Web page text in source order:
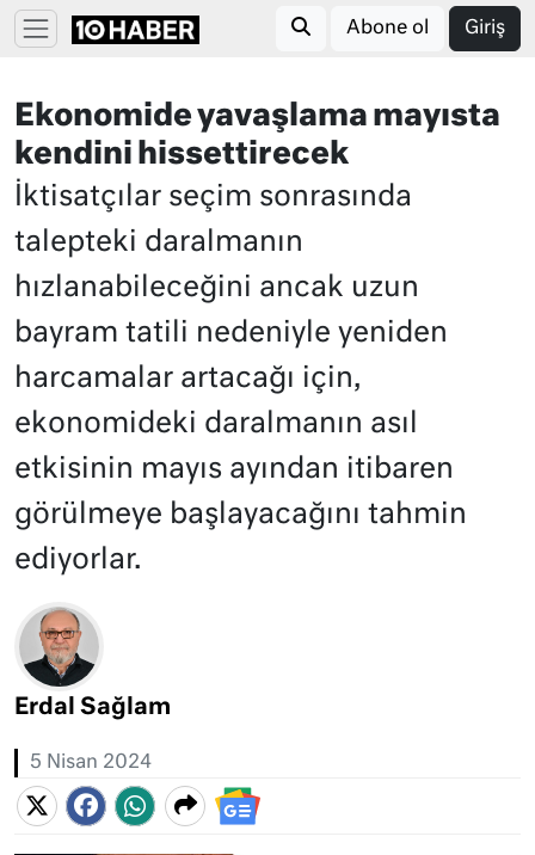
Abone ol Giriş
Ekonomide yavaşlama mayısta
kendini hissettirecek
İktisatçılar seçim sonrasında
talepteki daralmanın
hızlanabileceğini ancak uzun
bayram tatili nedeniyle yeniden
harcamalar artacağı için,
ekonomideki daralmanın asıl
etkisinin mayıs ayından itibaren
görülmeye başlayacağını tahmin
ediyorlar.
Erdal Sağlam
5 Nisan 2024